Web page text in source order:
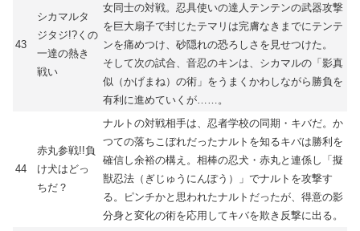
43
シカマルタ
ジタジ!?くの
一達の熱き
戦い
女同士の対戦。忍具使いの達人テンテンの武器攻撃
を巨大扇子で封じたテマリは完膚なきまでにテンテ
ンを痛めつけ、砂隠れの恐ろしさを見せつけた。
そして次の試合、音忍のキンは、シカマルの「影真
似（かげまね）の術」をうまくかわしながら勝負を
有利に進めていくが……。
44
赤丸参戦!!負
け犬はどっ
ちだ？
ナルトの対戦相手は、忍者学校の同期・キバだ。か
つての落ちこぼれだったナルトを知るキバは勝利を
確信し余裕の構え。相棒の忍犬・赤丸と連係し「擬
獣忍法（ぎじゅうにんぽう）」でナルトを攻撃す
る。ピンチかと思われたナルトだったが、得意の影
分身と変化の術を応用してキバを欺き反撃に出る。